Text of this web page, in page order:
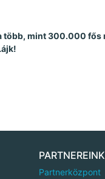
több, mint 300.000
Partnerközpont